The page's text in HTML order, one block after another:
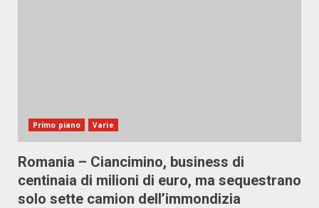
Primo piano Varie
Romania – Ciancimino, business di
centinaia di milioni di euro, ma sequestrano
solo sette camion dell’immondizia